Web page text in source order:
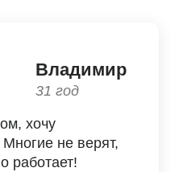
Владимир
31 год
хочу
не верят,
работает!